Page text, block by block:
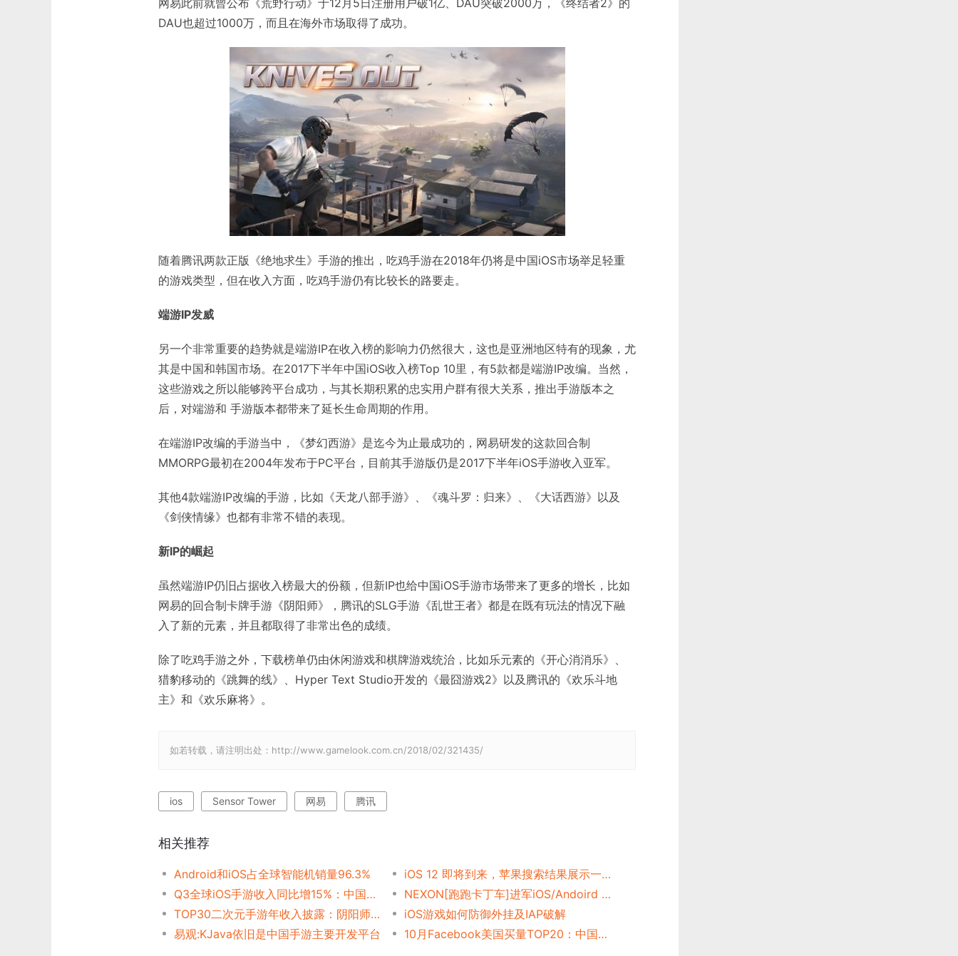
网易此前就曾公布《荒野行动》于12月5日注册用户破1亿、DAU突破2000万，《终结者2》的
DAU也超过1000万，而且在海外市场取得了成功。
随着腾讯两款正版《绝地求生》手游的推出，吃鸡手游在2018年仍将是中国iOS市场举足轻重
的游戏类型，但在收入方面，吃鸡手游仍有比较长的路要走。
端游IP发威
另一个非常重要的趋势就是端游IP在收入榜的影响力仍然很大，这也是亚洲地区特有的现象，尤
其是中国和韩国市场。在2017下半年中国iOS收入榜Top 10里，有5款都是端游IP改编。当然，
这些游戏之所以能够跨平台成功，与其长期积累的忠实用户群有很大关系，推出手游版本之
后，对端游和 手游版本都带来了延长生命周期的作用。
在端游IP改编的手游当中，《梦幻西游》是迄今为止最成功的，网易研发的这款回合制
MMORPG最初在2004年发布于PC平台，目前其手游版仍是2017下半年iOS手游收入亚军。
其他4款端游IP改编的手游，比如《天龙八部手游》、《魂斗罗：归来》、《大话西游》以及
《剑侠情缘》也都有非常不错的表现。
新IP的崛起
虽然端游IP仍旧占据收入榜最大的份额，但新IP也给中国iOS手游市场带来了更多的增长，比如
网易的回合制卡牌手游《阴阳师》，腾讯的SLG手游《乱世王者》都是在既有玩法的情况下融
入了新的元素，并且都取得了非常出色的成绩。
除了吃鸡手游之外，下载榜单仍由休闲游戏和棋牌游戏统治，比如乐元素的《开心消消乐》、
猎豹移动的《跳舞的线》、Hyper Text Studio开发的《最囧游戏2》以及腾讯的《欢乐斗地
主》和《欢乐麻将》。
如若转载，请注明出处：http://www.gamelook.com.cn/2018/02/321435/
ios Sensor Tower 网易 腾讯
相关推荐
Android和iOS占全球智能机销量96.3%
iOS 12 即将到来，苹果搜索结果展示一变再变，ASO 真的可以不用做了吗？
Q3全球iOS手游收入同比增15%：中国市场增长回温
NEXON[跑跑卡丁车]进军iOS/Andoird Facebook将发布[冒险岛]
TOP30二次元手游年收入披露：阴阳师夺冠、方舟亚军
iOS游戏如何防御外挂及IAP破解
易观:KJava依旧是中国手游主要开发平台
10月Facebook美国买量TOP20：中国公司夺冠、最土豪